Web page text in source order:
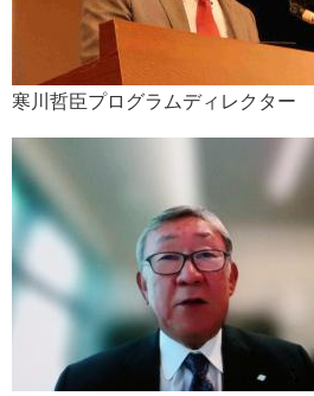
寒川哲臣プログラムディレクター​